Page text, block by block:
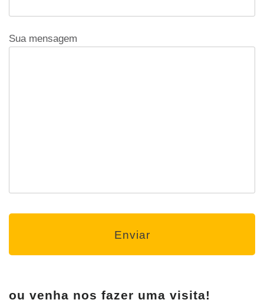
Sua mensagem
ou venha nos fazer uma visita!